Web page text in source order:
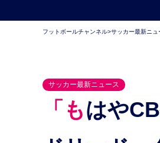
フットボールチャンネル>サッカー最新ニュ
サッカー最新ニュース
「もはやCB補強は優先ではない」負傷者続出のRマ